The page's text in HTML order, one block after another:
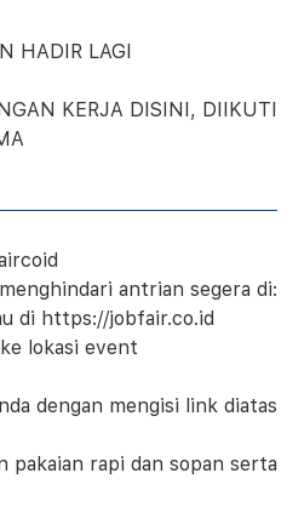
HADIR LAGI
KERJA DISINI, DIIKUTI
antrian segera di:
di https://jobfair.co.id
lokasi event
dengan mengisi link diatas
pakaian rapi dan sopan serta